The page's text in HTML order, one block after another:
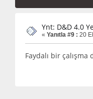
Ynt: D&D 4.0
« Yanıtla #9 : 20
Faydalı bir